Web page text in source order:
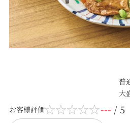
普
大
お客様評価
--- / 5